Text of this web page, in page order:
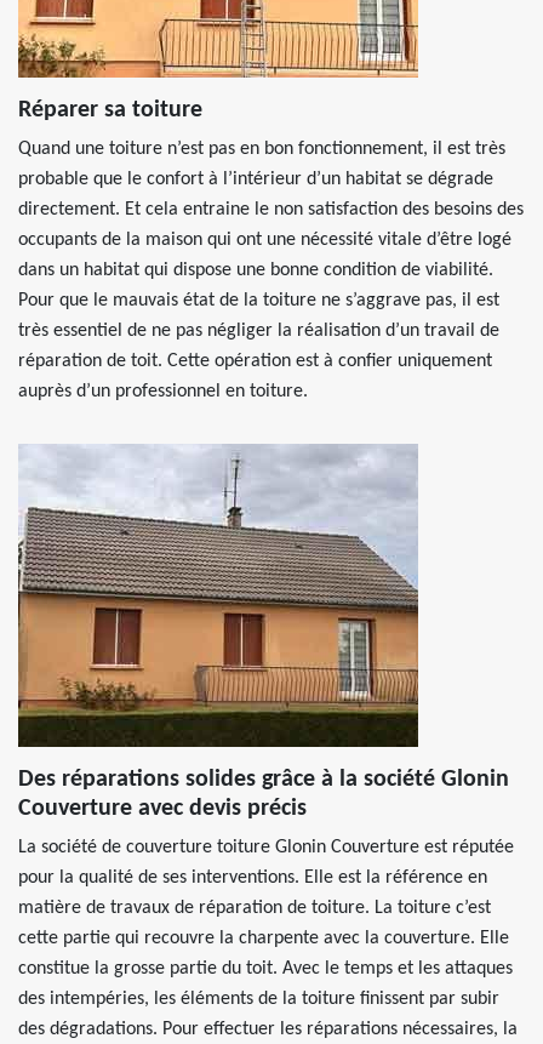
Réparer sa toiture
Quand une toiture n’est pas en bon fonctionnement, il est très
probable que le confort à l’intérieur d’un habitat se dégrade
directement. Et cela entraine le non satisfaction des besoins des
occupants de la maison qui ont une nécessité vitale d’être logé
dans un habitat qui dispose une bonne condition de viabilité.
Pour que le mauvais état de la toiture ne s’aggrave pas, il est
très essentiel de ne pas négliger la réalisation d’un travail de
réparation de toit. Cette opération est à confier uniquement
auprès d’un professionnel en toiture.
Des réparations solides grâce à la société Glonin
Couverture avec devis précis
La société de couverture toiture Glonin Couverture est réputée
pour la qualité de ses interventions. Elle est la référence en
matière de travaux de réparation de toiture. La toiture c’est
cette partie qui recouvre la charpente avec la couverture. Elle
constitue la grosse partie du toit. Avec le temps et les attaques
des intempéries, les éléments de la toiture finissent par subir
des dégradations. Pour effectuer les réparations nécessaires, la